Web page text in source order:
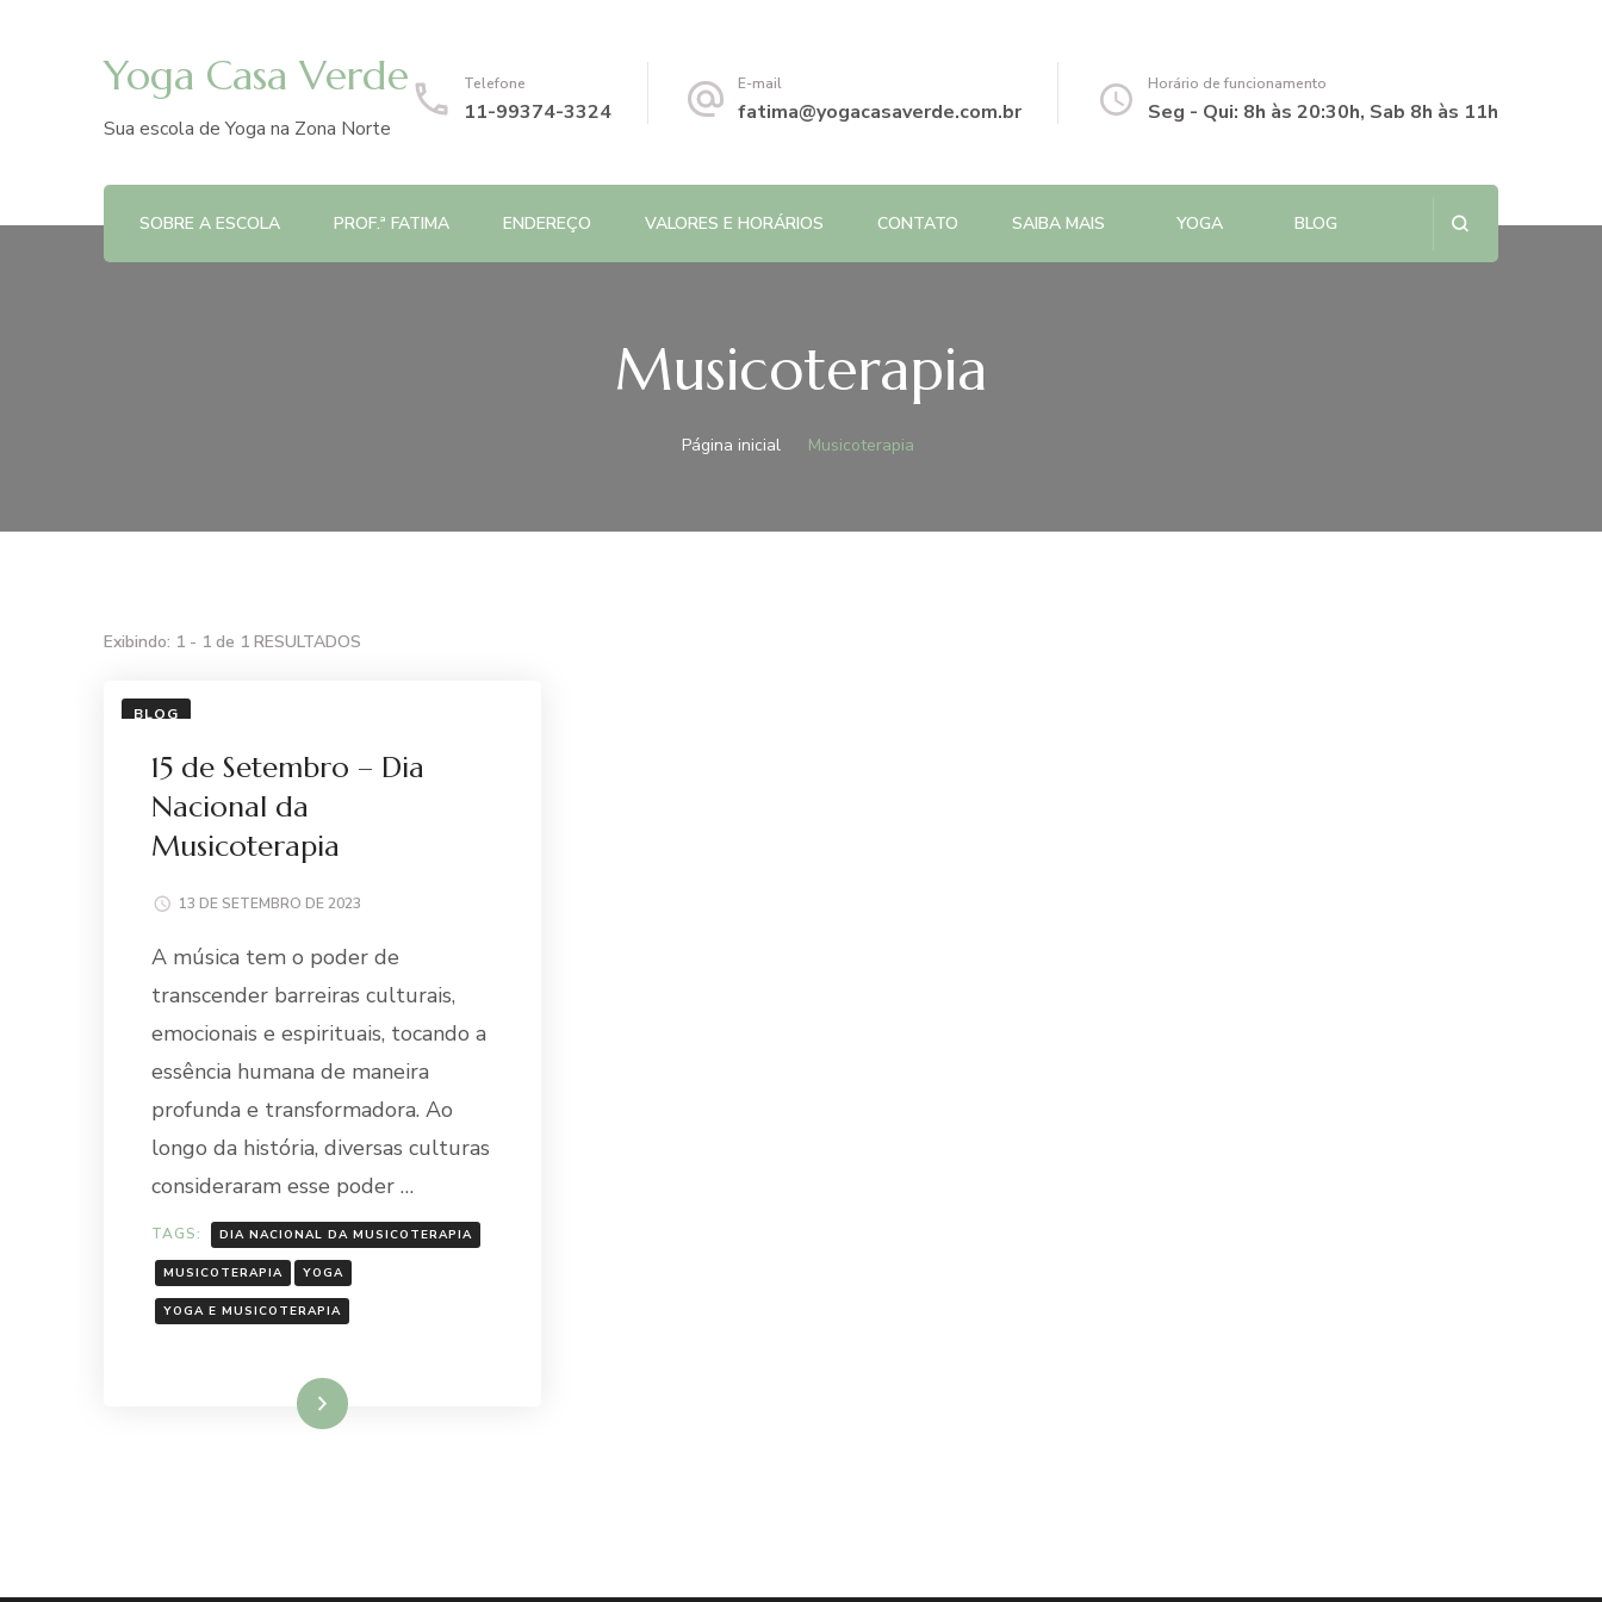
Yoga Casa Verde
Sua escola de Yoga na Zona Norte
Telefone
11-99374-3324
E-mail
fatima@yogacasaverde.com.br
Horário de funcionamento
Seg - Qui: 8h às 20:30h, Sab 8h às 11h
SOBRE A ESCOLA PROF.ª FATIMA ENDEREÇO VALORES E HORÁRIOS CONTATO SAIBA MAIS YOGA BLOG
Musicoterapia
Página inicial Musicoterapia
Exibindo: 1 - 1 de 1 RESULTADOS
BLOG
15 de Setembro – Dia
Nacional da
Musicoterapia
13 DE SETEMBRO DE 2023
A música tem o poder de
transcender barreiras culturais,
emocionais e espirituais, tocando a
essência humana de maneira
profunda e transformadora. Ao
longo da história, diversas culturas
consideraram esse poder …
TAGS: DIA NACIONAL DA MUSICOTERAPIA
MUSICOTERAPIA YOGA
YOGA E MUSICOTERAPIA
Ler mais